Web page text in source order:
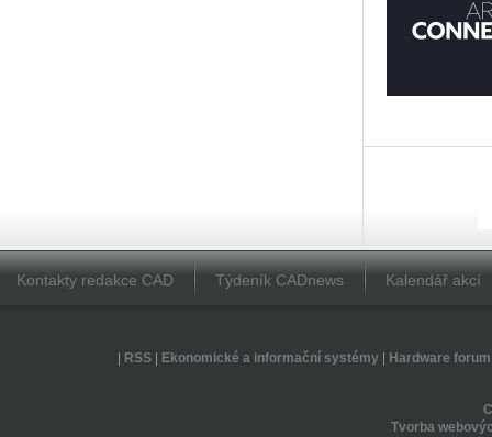
Kontakty redakce CAD Týdeník CADnews Kalendář akcí
RSS| Ekonomické a informační systémy| Hardware forum
Tvorba